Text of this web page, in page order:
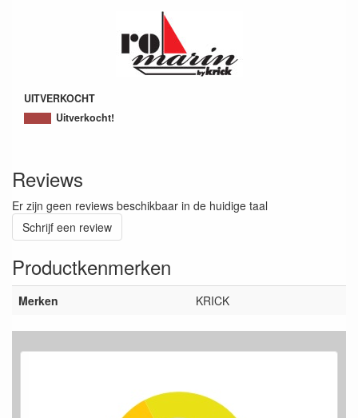
UITVERKOCHT
Uitverkocht!
Reviews
Er zijn geen reviews beschikbaar in de huidige taal
Schrijf een review
Productkenmerken
Merken KRICK